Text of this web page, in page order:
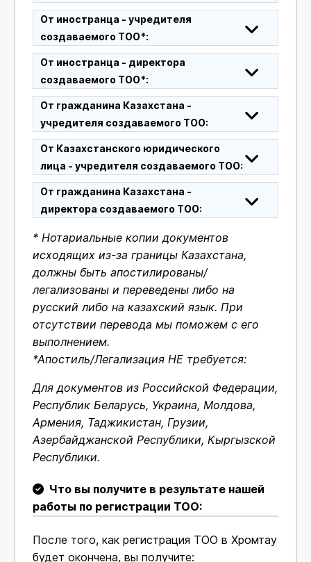
От иностранца - учредителя
создаваемого ТОО*:
От иностранца - директора
создаваемого ТОО*:
От гражданина Казахстана -
учредителя создаваемого ТОО:
От Казахстанского юридического
лица - учредителя создаваемого ТОО:
От гражданина Казахстана -
директора создаваемого ТОО:
* Нотариальные копии документов
исходящих из-за границы Казахстана,
должны быть апостилированы/
легализованы и переведены либо на
русский либо на казахский язык. При
отсутствии перевода мы поможем с его
выполнением.
*Апостиль/Легализация НЕ требуется:
Для документов из Российской Федерации,
Республик Беларусь, Украина, Молдова,
Армения, Таджикистан, Грузии,
Азербайджанской Республики, Кыргызской
Республики.
Что вы получите в результате нашей
работы по регистрации ТОО:
После того, как регистрация ТОО в Хромтау
будет окончена, вы получите: